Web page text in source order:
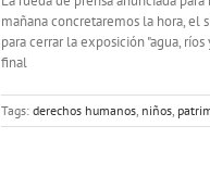
mañana concretaremos la hora, el
para cerrar la exposición "agua,
final
Tags: derechos humanos, niños,